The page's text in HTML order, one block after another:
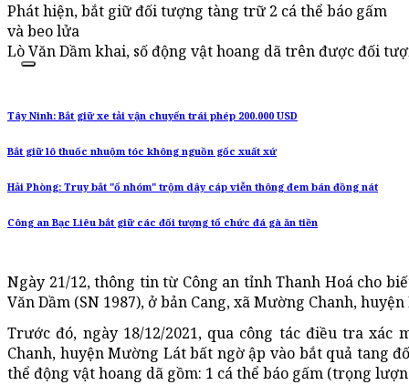
Phát hiện, bắt giữ đối tượng tàng trữ 2 cá thể báo gấm
và beo lửa
Lò Văn Dầm khai, số động vật hoang dã trên được đối
Tây Ninh: Bắt giữ xe tải vận chuyển trái phép 200.000 USD
Bắt giữ lô thuốc nhuộm tóc không nguồn gốc xuất xứ
Hải Phòng: Truy bắt "ổ nhóm" trộm dây cáp viễn thông đem bán đồng nát
Công an Bạc Liêu bắt giữ các đối tượng tổ chức đá gà ăn tiền
Ngày 21/12, thông tin từ Công an tỉnh Thanh Hoá cho
Văn Dầm (SN 1987), ở bản Cang, xã Mường Chanh,
Trước đó, ngày 18/12/2021, qua công tác điều tra
Chanh, huyện Mường Lát bất ngờ ập vào bắt quả tang
thể động vật hoang dã gồm: 1 cá thể báo gấm (trọng